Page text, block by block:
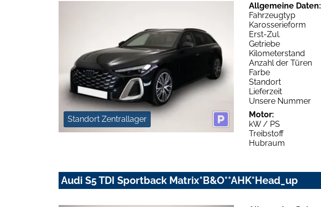
Standort Zentrallager
Allgemeine Daten:
Fahrzeugtyp
Karosserieform
Erst-Zul.
Getriebe
Kilometerstand
Anzahl der Türen
Farbe
Standort
Lieferzeit
Unsere Nummer
Motor:
kW / PS
Treibstoff
Hubraum
Audi S5 TDI Sportback Matrix*B&O**AHK*Head_up